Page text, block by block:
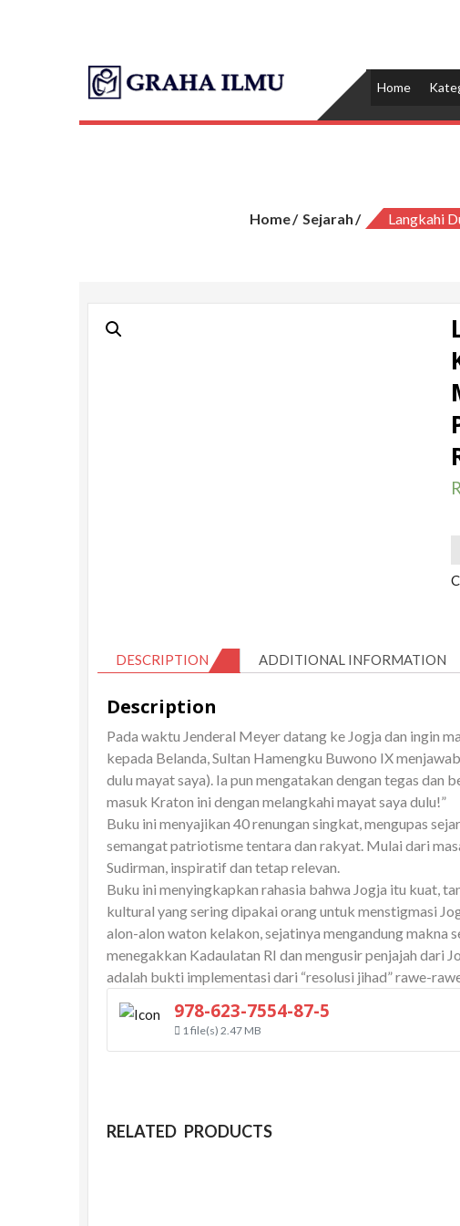
Graha Ilmu
Home
Home Sejarah Langkahi
DESCRIPTION ADDITIONAL INFORMATION
Description
Pada waktu Jenderal Meyer datang ke Jogja dan ingin
kepada Belanda, Sultan Hamengku Buwono IX
dulu mayat saya). Ia pun mengatakan dengan tegas dan
masuk Kraton ini dengan melangkahi mayat saya dulu!”
Buku ini menyajikan 40 renungan singkat, mengupas
semangat patriotisme tentara dan rakyat. Mulai dari
Sudirman, inspiratif dan tetap relevan.
Buku ini menyingkapkan rahasia bahwa Jogja itu kuat,
kultural yang sering dipakai orang untuk menstigmasi
alon-alon waton kelakon, sejatinya mengandung makna
menegakkan Kadaulatan RI dan mengusir penjajah dari
adalah bukti implementasi dari “resolusi jihad” rawe-
978-623-7554-87-5
1 file(s) 2.47 MB
RELATED PRODUCTS